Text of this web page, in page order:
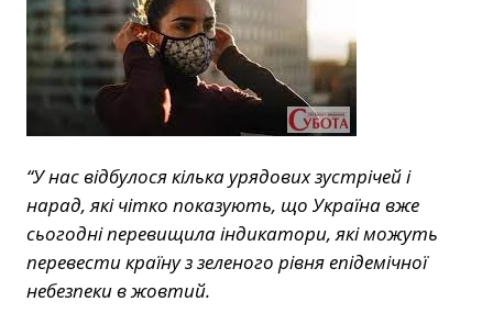
“У нас відбулося кілька урядових зустрічей і
нарад, які чітко показують, що Україна вже
сьогодні перевищила індикатори, які можуть
перевести країну з зеленого рівня епідемічної
небезпеки в жовтий.